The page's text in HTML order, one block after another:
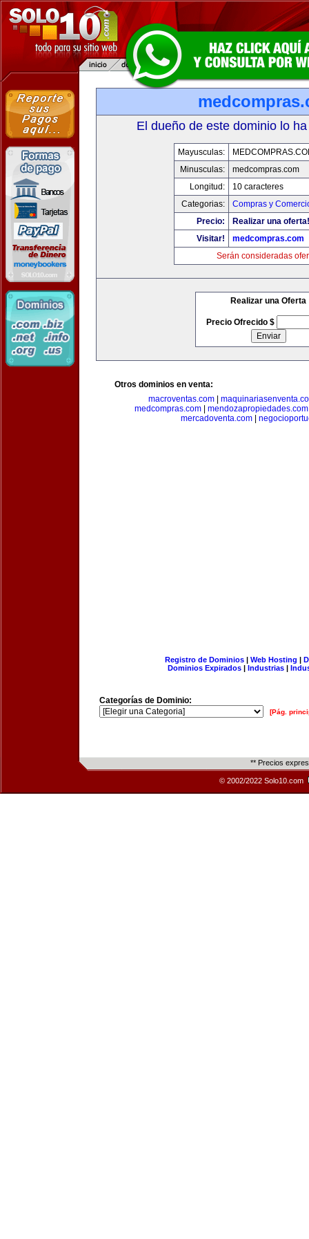
El dueño de este dominio lo
Mayusculas:
Minusculas:
medcompras.com
Longitud:
10 caracteres
Categorias:
Compras y
Precio:
Realizar una oferta!
Visitar!
medcompras.com
Serán consideradas
Realizar una Oferta
Precio Ofrecido $
Otros dominios en venta:
macroventas.com
medcompras.com| mendozapropiedades.com
mercadoventa.com
Registro de Dominios| Web Hosting |
Dominios Expirados | Industrias |
Categorías de Dominio:
[Pág.
** Precios
© 2002/2022 Solo10.com